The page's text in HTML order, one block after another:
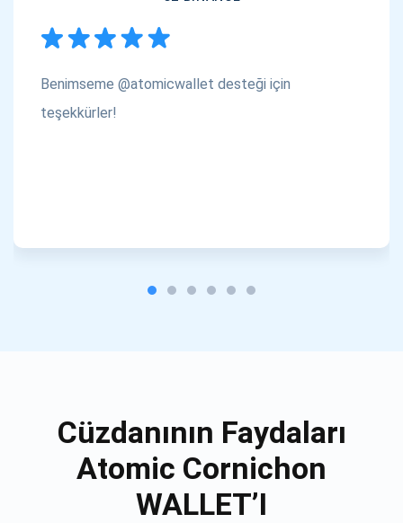
Benimseme @atomicwallet desteği için
teşekkürler!
Cüzdanının Faydaları
Atomic Cornichon
WALLET’I